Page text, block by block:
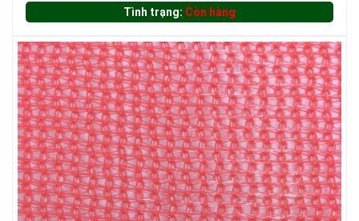
LƯỚI HÀNG RÀO HÌNH CHỮ NHẬT
Tình trạng: Còn hàng